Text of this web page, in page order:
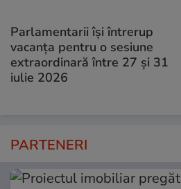
Parlamentarii își întrerup
vacanța pentru o sesiune
extraordinară între 27 și 31
iulie 2026
PARTENERI